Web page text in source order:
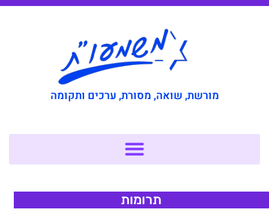
מורשת, שואה, מסורת, ערכים ותקומה
תרומות